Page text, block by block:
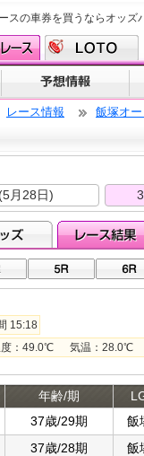
スの車券を買うならオッズ
レース情報 飯塚オ
月28日)
15:18
：49.0℃ 気温：28.0℃
年齢/期
37歳/29期
飯
37歳/28期
飯